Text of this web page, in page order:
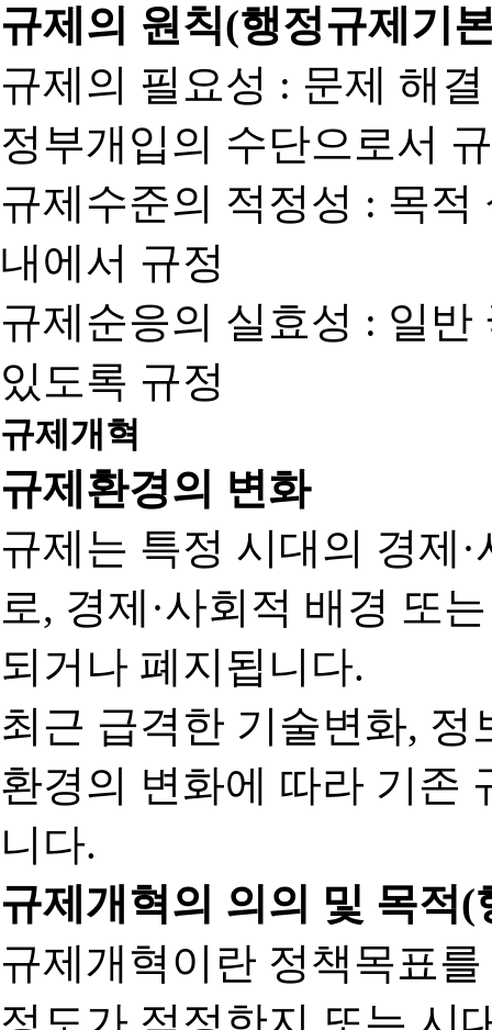
규제의 원칙(행정규제기
규제의 필요성 : 문제 해
정부개입의 수단으로서
규제수준의 적정성 : 목
내에서 규정
규제순응의 실효성 : 일
있도록 규정
규제개혁
규제환경의 변화
규제는 특정 시대의 경제
로, 경제·사회적 배경 또
되거나 폐지됩니다.
최근 급격한 기술변화,
환경의 변화에 따라 기존
니다.
규제개혁의 의의 및 목적
규제개혁이란 정책목표